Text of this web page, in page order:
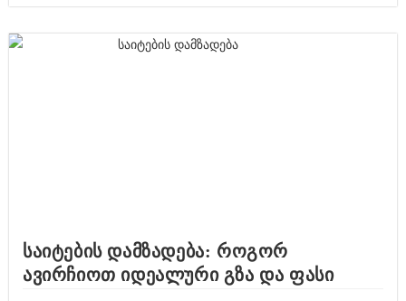
საიტების დამზადება: როგორ
ავირჩიოთ იდეალური გზა და ფასი